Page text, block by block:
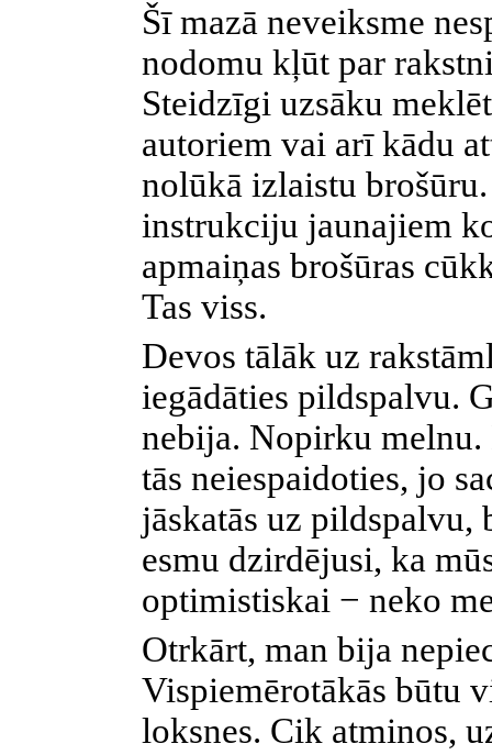
Šī mazā neveiksme
nodomu kļūt par
Steidzīgi uzsāku
autoriem vai arī kādu
nolūkā izlaistu
instrukciju jaunajiem
apmaiņas brošūras
Tas viss.
Devos tālāk uz
iegādāties pildspalvu.
nebija. Nopirku melnu.
tās neiespaidoties, jo
jāskatās uz pildspalvu,
esmu dzirdējusi, ka
optimistiskai − neko
Otrkārt, man bija
Vispiemērotākās būtu
loksnes. Cik atminos,